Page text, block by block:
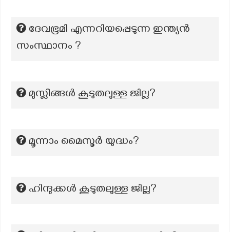
ദേവഭൂമി എന്നറിയപ്പെടുന്ന ഇന്ത്യൻ
സംസ്ഥാനം ?
മുസ്ലീങ്ങൾ കൂടുതലുള്ള ജില്ല?
മൂന്നാം മൈസൂർ യുദ്ധം?
ഹിന്ദുക്കൾ കൂടുതലുള്ള ജില്ല?